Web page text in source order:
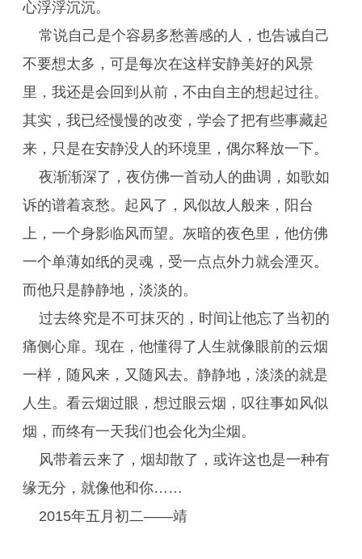
心浮浮沉沉。
常说自己是个容易多愁善感的人，也告诫自己
不要想太多，可是每次在这样安静美好的风景
里，我还是会回到从前，不由自主的想起过往。
其实，我已经慢慢的改变，学会了把有些事藏起
来，只是在安静没人的环境里，偶尔释放一下。
夜渐渐深了，夜仿佛一首动人的曲调，如歌如
诉的谱着哀愁。起风了，风似故人般来，阳台
上，一个身影临风而望。灰暗的夜色里，他仿佛
一个单薄如纸的灵魂，受一点点外力就会湮灭。
而他只是静静地，淡淡的。
过去终究是不可抹灭的，时间让他忘了当初的
痛侧心扉。现在，他懂得了人生就像眼前的云烟
一样，随风来，又随风去。静静地，淡淡的就是
人生。看云烟过眼，想过眼云烟，叹往事如风似
烟，而终有一天我们也会化为尘烟。
风带着云来了，烟却散了，或许这也是一种有
缘无分，就像他和你……
2015年五月初二——靖